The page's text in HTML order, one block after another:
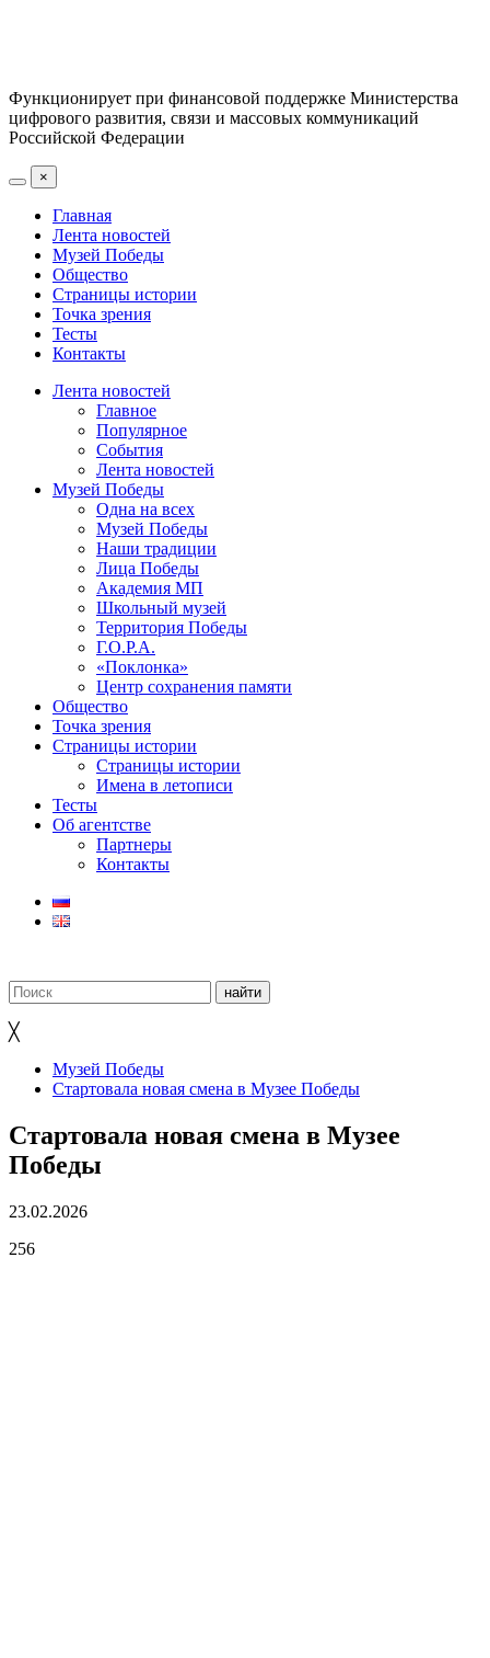
Функционирует при финансовой поддержке Министерства
цифрового развития, связи и массовых коммуникаций
Российской Федерации
×
Главная
Лента новостей
Музей Победы
Общество
Страницы истории
Точка зрения
Тесты
Контакты
Лента новостей
Главное
Популярное
События
Лента новостей
Музей Победы
Одна на всех
Музей Победы
Наши традиции
Лица Победы
Академия МП
Школьный музей
Территория Победы
Г.О.Р.А.
«Поклонка»
Центр сохранения памяти
Общество
Точка зрения
Страницы истории
Страницы истории
Имена в летописи
Тесты
Об агентстве
Партнеры
Контакты
╳
Музей Победы
Стартовала новая смена в Музее Победы
Стартовала новая смена в Музее
Победы
23.02.2026
256